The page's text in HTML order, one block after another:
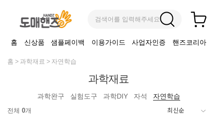
검색어를 입력해주세요
홈 신상품 샘플페이백 이용가이드 사업자인증 핸즈코리아
홈 과학재료 자연학습
과학재료
과학완구 실험도구 과학DIY 자석 자연학습
전체 0개